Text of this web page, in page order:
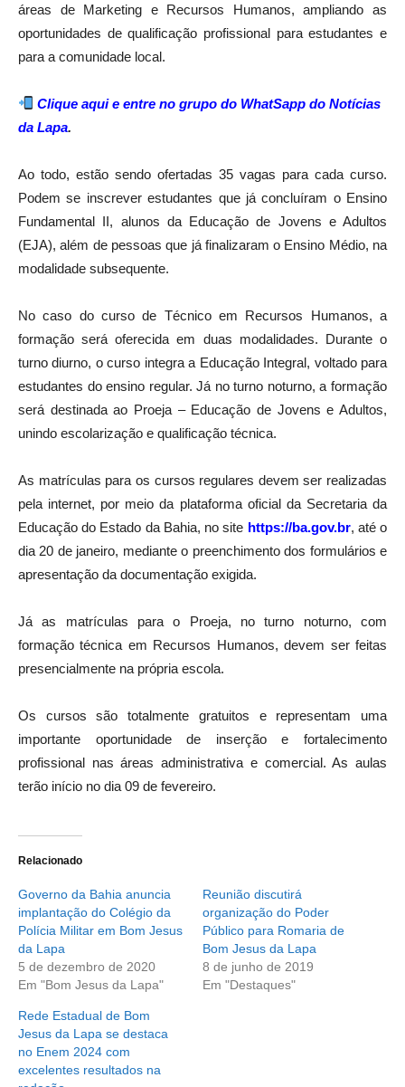
áreas de Marketing e Recursos Humanos, ampliando as
oportunidades de qualificação profissional para estudantes e
para a comunidade local.
Clique aqui e entre no grupo do WhatSapp do Notícias
da Lapa.
Ao todo, estão sendo ofertadas 35 vagas para cada curso.
Podem se inscrever estudantes que já concluíram o Ensino
Fundamental II, alunos da Educação de Jovens e Adultos
(EJA), além de pessoas que já finalizaram o Ensino Médio, na
modalidade subsequente.
No caso do curso de Técnico em Recursos Humanos, a
formação será oferecida em duas modalidades. Durante o
turno diurno, o curso integra a Educação Integral, voltado para
estudantes do ensino regular. Já no turno noturno, a formação
será destinada ao Proeja – Educação de Jovens e Adultos,
unindo escolarização e qualificação técnica.
As matrículas para os cursos regulares devem ser realizadas
pela internet, por meio da plataforma oficial da Secretaria da
Educação do Estado da Bahia, no site https://ba.gov.br, até o
dia 20 de janeiro, mediante o preenchimento dos formulários e
apresentação da documentação exigida.
Já as matrículas para o Proeja, no turno noturno, com
formação técnica em Recursos Humanos, devem ser feitas
presencialmente na própria escola.
Os cursos são totalmente gratuitos e representam uma
importante oportunidade de inserção e fortalecimento
profissional nas áreas administrativa e comercial. As aulas
terão início no dia 09 de fevereiro.
Relacionado
Governo da Bahia anuncia
implantação do Colégio da
Polícia Militar em Bom Jesus
da Lapa
5 de dezembro de 2020
Em "Bom Jesus da Lapa"
Reunião discutirá
organização do Poder
Público para Romaria de
Bom Jesus da Lapa
8 de junho de 2019
Em "Destaques"
Rede Estadual de Bom
Jesus da Lapa se destaca
no Enem 2024 com
excelentes resultados na